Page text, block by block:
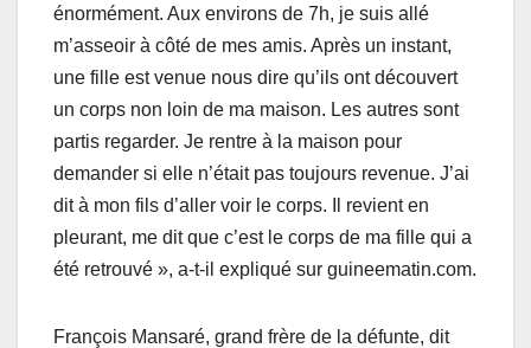
énormément. Aux environs de 7h, je suis allé
m’asseoir à côté de mes amis. Après un instant,
une fille est venue nous dire qu’ils ont découvert
un corps non loin de ma maison. Les autres sont
partis regarder. Je rentre à la maison pour
demander si elle n’était pas toujours revenue. J’ai
dit à mon fils d’aller voir le corps. Il revient en
pleurant, me dit que c’est le corps de ma fille qui a
été retrouvé », a-t-il expliqué sur guineematin.com.
François Mansaré, grand frère de la défunte, dit